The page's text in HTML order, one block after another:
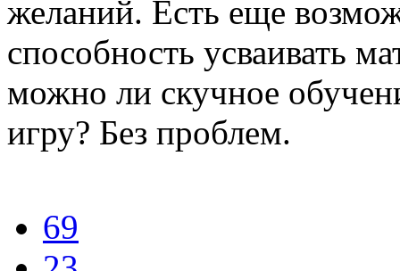
желаний. Есть еще
способность усваивать
можно ли скучное
игру? Без проблем.
69